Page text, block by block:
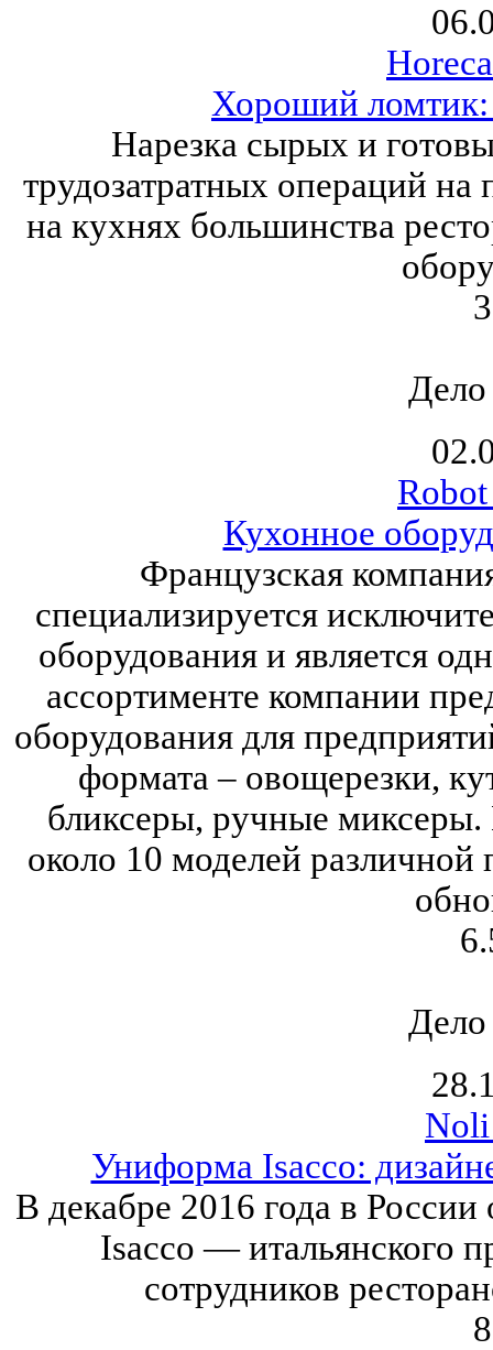
Хороший
Нарезка сырых и
трудозатратных операций
на кухнях большинства
Дело
Кухонное
Французская
специализируется
оборудования и является
ассортименте компании
оборудования для
формата – овощерезки,
бликсеры, ручные миксеры.
около 10 моделей различной
Дело
Униформа Isacco:
В декабре 2016 года в
Isacco — итальянского
сотрудников